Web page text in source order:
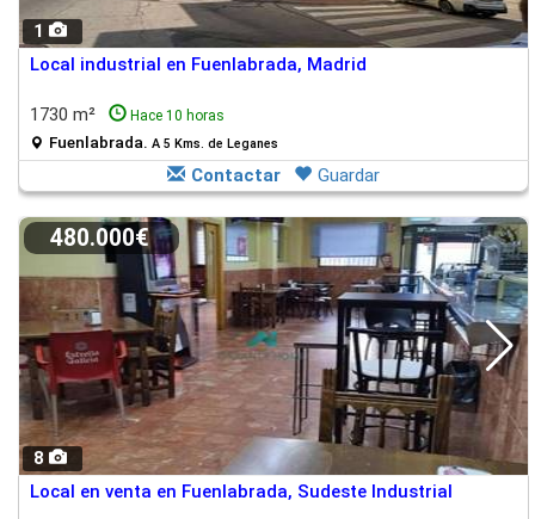
1
Local industrial en Fuenlabrada, Madrid
1730 m² Hace 10 horas
Fuenlabrada. A 5 Kms. de Leganes
Contactar Guardar
8
480.000€
Local en venta en Fuenlabrada, Sudeste Industrial